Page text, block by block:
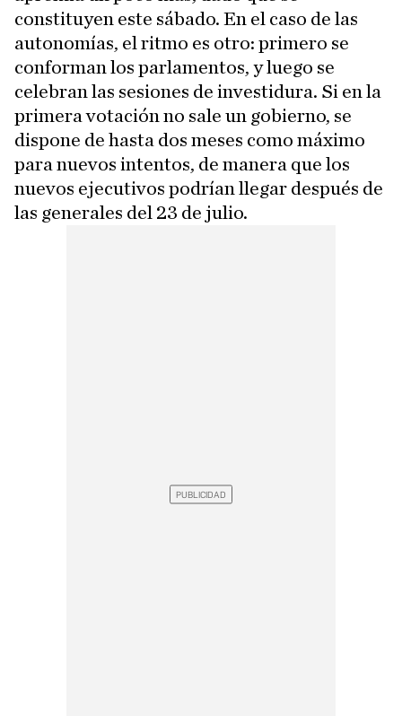
constituyen este sábado. En el caso de las
autonomías, el ritmo es otro: primero se
conforman los parlamentos, y luego se
celebran las sesiones de investidura. Si en la
primera votación no sale un gobierno, se
dispone de hasta dos meses como máximo
para nuevos intentos, de manera que los
nuevos ejecutivos podrían llegar después de
las generales del 23 de julio.